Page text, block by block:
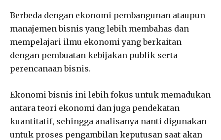
Berbeda dengan ekonomi pembangunan ataupun
manajemen bisnis yang lebih membahas dan
mempelajari ilmu ekonomi yang berkaitan
dengan pembuatan kebijakan publik serta
perencanaan bisnis.
Ekonomi bisnis ini lebih fokus untuk memadukan
antara teori ekonomi dan juga pendekatan
kuantitatif, sehingga analisanya nanti digunakan
untuk proses pengambilan keputusan saat akan